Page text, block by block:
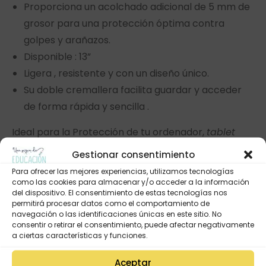
Gestionar consentimiento
Para ofrecer las mejores experiencias, utilizamos tecnologías
como las cookies para almacenar y/o acceder a la información
del dispositivo. El consentimiento de estas tecnologías nos
permitirá procesar datos como el comportamiento de
navegación o las identificaciones únicas en este sitio. No
consentir o retirar el consentimiento, puede afectar negativamente
a ciertas características y funciones.
Aceptar
Proporciona un acolchado adicional de 5 mm de
grosor para una protección óptima contra
golpes y arañazos.
Disponible : 13”
Ligera , resistente y con un diseño único.
Su doble cremallera facilita guardar y acceder
de forma rápida y sencilla .
Ideal para la Protección de tu ordenador, tablet
cargadores …. en la mochila, maleta , bolso y poder
moverte sin preocupaciones o para lucir como
funda de mano con este diseño tan bonito y
funcional .
Son piezas únicas , cada unidad ha sido realizada
con mucho mimo en nuestro taller artesanal.